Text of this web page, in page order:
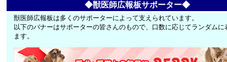
◆獣医師広報板サポーター◆
獣医師広報板は多くのサポーターによって支えられています。
以下のバナーはサポーターの皆さんのもので、口数に応じてランダムに
ます。